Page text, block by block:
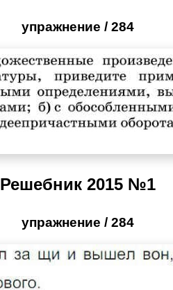
упражнение / 284
Решебник 2015 №1
упражнение / 284